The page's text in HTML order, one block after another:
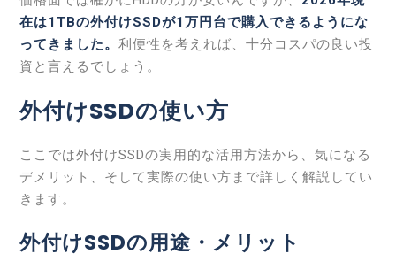
在は1TBの外付けSSDが1万円台で購入できるようにな
ってきました。 利便性を考えれば、十分コスパの良い投
資と言えるでしょう。
外付けSSDの使い方
ここでは外付けSSDの実用的な活用方法から、気になる
デメリット、そして実際の使い方まで詳しく解説してい
きます。
外付けSSDの用途・メリット